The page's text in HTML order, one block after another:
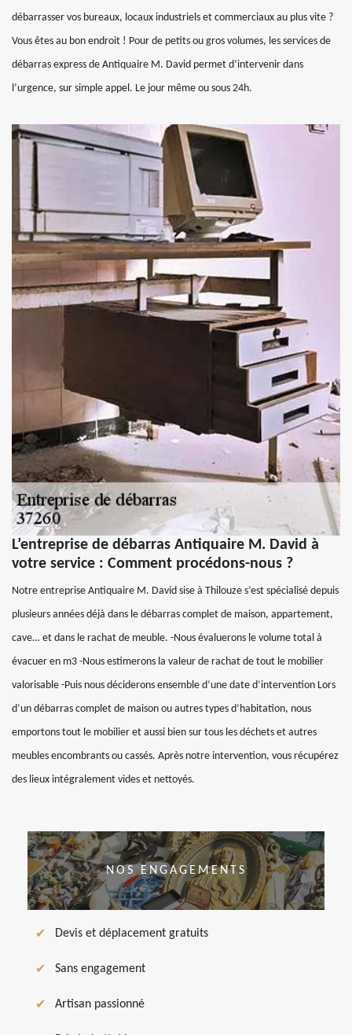
débarrasser vos bureaux, locaux industriels et commerciaux au plus vite ?
Vous êtes au bon endroit ! Pour de petits ou gros volumes, les services de
débarras express de Antiquaire M. David permet d’intervenir dans
l’urgence, sur simple appel. Le jour même ou sous 24h.
L’entreprise de débarras Antiquaire M. David à
votre service : Comment procédons-nous ?
Notre entreprise Antiquaire M. David sise à Thilouze s’est spécialisé depuis
plusieurs années déjà dans le débarras complet de maison, appartement,
cave… et dans le rachat de meuble. -Nous évaluerons le volume total à
évacuer en m3 -Nous estimerons la valeur de rachat de tout le mobilier
valorisable -Puis nous déciderons ensemble d’une date d’intervention Lors
d’un débarras complet de maison ou autres types d’habitation, nous
emportons tout le mobilier et aussi bien sur tous les déchets et autres
meubles encombrants ou cassés. Après notre intervention, vous récupérez
des lieux intégralement vides et nettoyés.
NOS ENGAGEMENTS
Devis et déplacement gratuits
Sans engagement
Artisan passionné